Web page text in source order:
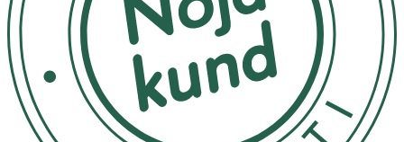
är osäker på vilken brösttrattstorlek du ska välja ska du
vända dig till vårdpersonal eller en amningsspecialist som
kan hjälpa dig att hitta rätt passform. FÖRSIKTIGHET: För
att undvika hälsorisker och minska risken för
personskador: • Använd aldrig bröstpumpen – om den
inte fungerar som den ska, – om den har tappats,
skadats eller om mögel hittas på delarna, – om den har